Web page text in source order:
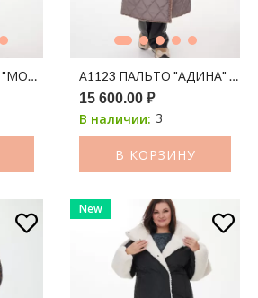
"МОНТАНА" ЧЕРНЫЙА1123 ПАЛЬТО "АДИНА"
15 600.00 ₽
В наличии: 3
В КОРЗИНУ
New